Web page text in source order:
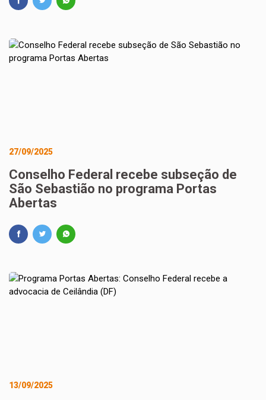
27/09/2025
Conselho Federal recebe subseção de
São Sebastião no programa Portas
Abertas
13/09/2025